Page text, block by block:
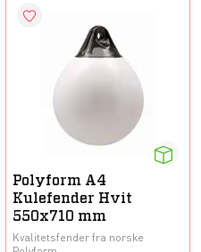
Polyform A4
Kulefender Hvit
550x710 mm
Kvalitetsfender fra norske